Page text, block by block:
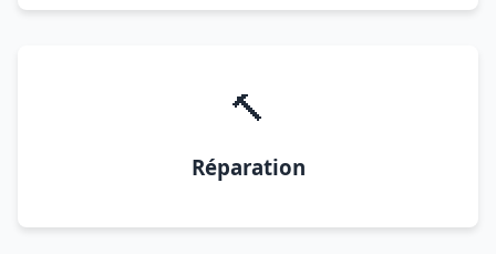
🔨
Réparation